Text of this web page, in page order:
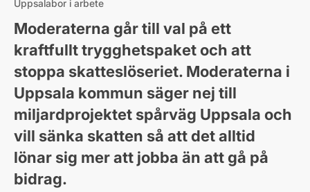
Uppsalabor i arbete
Moderaterna går till val på ett
kraftfullt trygghetspaket och att
stoppa skatteslöseriet. Moderaterna i
Uppsala kommun säger nej till
miljardprojektet spårväg Uppsala och
vill sänka skatten så att det alltid
lönar sig mer att jobba än att gå på
bidrag.